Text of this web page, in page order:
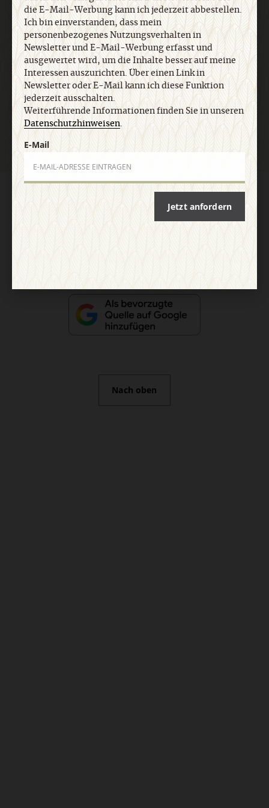
E-Mail
Datenschutz
Barrierefreiheit
Nach oben
die E-Mail-Werbung kann ich jederzeit abbestellen.
Ich bin einverstanden, dass mein
personenbezogenes Nutzungsverhalten in
Newsletter und E-Mail-Werbung erfasst und
ausgewertet wird, um die Inhalte besser auf meine
Interessen auszurichten. Über einen Link in
Newsletter oder E-Mail kann ich diese Funktion
jederzeit ausschalten.
Weiterführende Informationen finden Sie in unseren
Datenschutzhinweisen.
E-Mail
Jetzt anfordern